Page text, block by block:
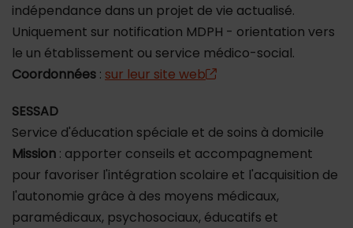
indépendance dans un projet de vie actualisé.
Uniquement sur notification MDPH - orientation vers
le un établissement ou service médico-social.
Coordonnées : sur leur site web
SESSAD
Service d'éducation spéciale et de soins à domicile
Mission : apporter conseils et accompagnement
pour favoriser l'intégration scolaire et l'acquisition de
l'autonomie grâce à des moyens médicaux,
paramédicaux, psychosociaux, éducatifs et